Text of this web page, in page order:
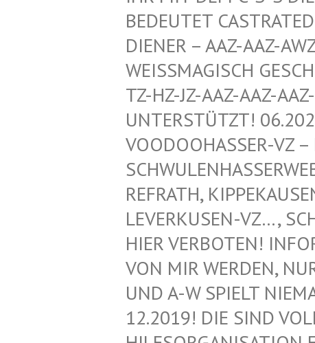
DEUTET CASTRATED
ENER – AAZ-AAZ-AWZ-
ISSMAGISCH
HZ-JZ-AAZ-AAZ-AAZ-©
ERSTÜTZT! 06.2020!
DOOHASSER-VZ –
RATH, KIPPEKAUSEN,
ERKUSEN-VZ…,
R VERBOTEN!
MIR WERDEN, NUR
A-W SPIELT
2019! DIE SIND